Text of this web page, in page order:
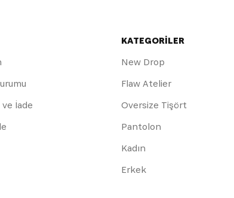
İade
KATEGORİLER
New Drop
Flaw Atelier
Oversize Tişört
Pantolon
Kadın
Erkek